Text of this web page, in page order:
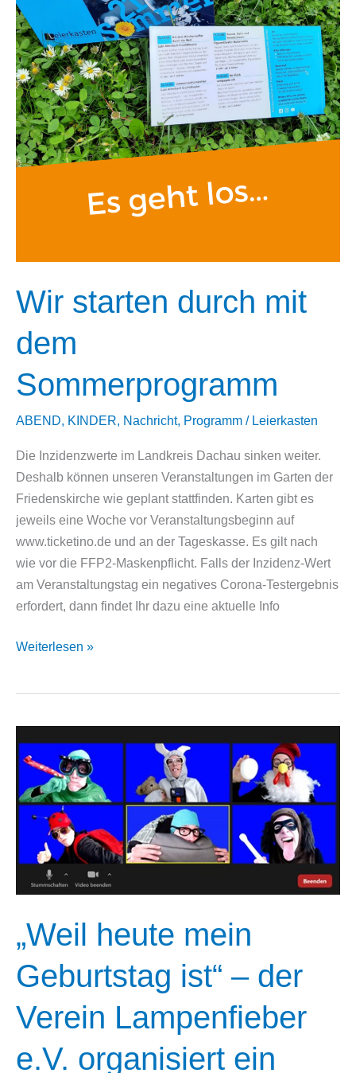
es
regnet
oder
ob
die
Sonne
scheint
Wir starten durch mit
dem
Sommerprogramm
ABEND, KINDER, Nachricht, Programm / Leierkasten
Die Inzidenzwerte im Landkreis Dachau sinken weiter.
Deshalb können unseren Veranstaltungen im Garten der
Friedenskirche wie geplant stattfinden. Karten gibt es
jeweils eine Woche vor Veranstaltungsbeginn auf
www.ticketino.de und an der Tageskasse. Es gilt nach
wie vor die FFP2-Maskenpflicht. Falls der Inzidenz-Wert
am Veranstaltungstag ein negatives Corona-Testergebnis
erfordert, dann findet Ihr dazu eine aktuelle Info
Wir
Sommerprogramm
Weiterlesen »
„Weil heute mein
Geburtstag ist“ – der
Verein Lampenfieber
e.V. organisiert ein